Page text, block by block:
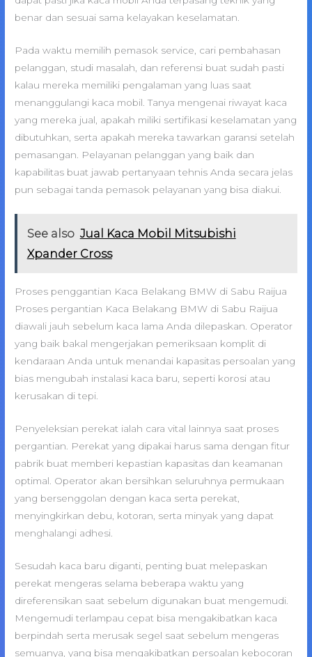
benar dan sesuai sama kelayakan keselamatan.
Pada waktu memilih pemasok service, cari pembahasan
pelanggan, studi masalah, dan referensi buat sudah pasti
kalau mereka memiliki pengalaman yang luas saat
menanggulangi kaca mobil. Tanya mengenai riwayat kaca
yang mereka jual, apakah miliki sertifikasi keselamatan yang
dibutuhkan, serta apakah mereka tawarkan garansi setelah
pemasangan. Pelayanan pelanggan yang baik dan
kapabilitas buat jawab pertanyaan tehnis Anda secara jelas
pun sebagai tanda pemasok pelayanan yang bisa diakui.
See also Jual Kaca Mobil Mitsubishi
Xpander Cross
Proses penggantian Kaca Belakang BMW di Sabu Raijua
Proses pergantian Kaca Belakang BMW di Sabu Raijua
diawali jauh sebelum kaca lama Anda dilepaskan. Operator
yang baik bakal mengerjakan pemeriksaan komplit di
kendaraan Anda untuk menandai kapasitas persoalan yang
bias mengubah instalasi kaca baru, seperti korosi atau
kerusakan di tepi.
Penyeleksian perekat ialah cara vital lainnya saat proses
pergantian. Perekat yang dipakai harus sama dengan fitur
pabrik buat memberi kepastian kapasitas dan keamanan
optimal. Operator akan bersihkan seluruhnya permukaan
yang bersenggolan dengan kaca serta perekat,
menyingkirkan debu, kotoran, serta minyak yang dapat
menghalangi adhesi.
Sesudah kaca baru diganti, penting buat melepaskan
perekat mengeras selama beberapa waktu yang
direferensikan saat sebelum digunakan buat mengemudi.
Mengemudi terlampau cepat bisa mengakibatkan kaca
berpindah serta merusak segel saat sebelum mengeras
semuanya, yang bisa mengakibatkan persoalan kebocoran